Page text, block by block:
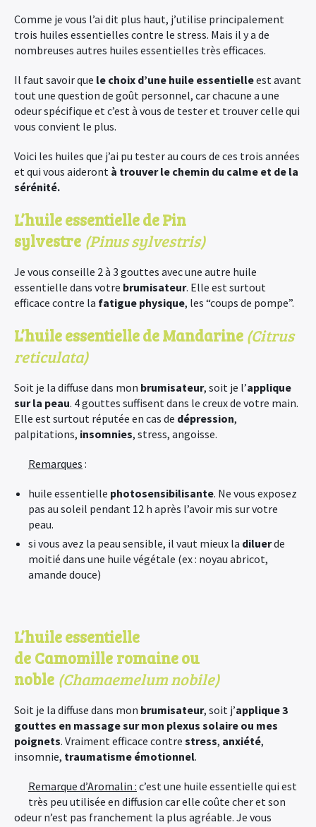
Comme je vous l’ai dit plus haut, j’utilise principalement
trois huiles essentielles contre le stress. Mais il y a de
nombreuses autres huiles essentielles très efficaces.
Il faut savoir que le choix d’une huile essentielleest avant
tout une question de goût personnel, car chacune a une
odeur spécifique et c’est à vous de tester et trouver celle qui
vous convient le plus.
Voici les huiles que j’ai pu tester au cours de ces trois années
et qui vous aideront à trouver le chemin du calme et de la
sérénité.
L’huile essentielle de Pin
sylvestre (Pinus sylvestris)
Je vous conseille 2 à 3 gouttes avec une autre huile
essentielle dans votre brumisateur. Elle est surtout
efficace contre la fatigue physique, les “coups de pompe”.
L’huile essentielle de Mandarine (Citrus
reticulata)
Soit je la diffuse dans mon brumisateur, soit je l’applique
sur la peau. 4 gouttes suffisent dans le creux de votre main.
Elle est surtout réputée en cas de dépression,
palpitations, insomnies, stress, angoisse.
Remarques :
huile essentielle photosensibilisante. Ne vous exposez
pas au soleil pendant 12 h après l’avoir mis sur votre
peau.
si vous avez la peau sensible, il vaut mieux la diluerde
moitié dans une huile végétale (ex : noyau abricot,
amande douce)
L’huile essentielle
de Camomille romaine ou
noble (Chamaemelum nobile)
Soit je la diffuse dans mon brumisateur, soit j’applique 3
gouttes en massage sur mon plexus solaire ou mes
poignets. Vraiment efficace contre stress, anxiété,
insomnie, traumatisme émotionnel.
Remarque d’Aromalin : c’est une huile essentielle qui est
très peu utilisée en diffusion car elle coûte cher et son
odeur n’est pas franchement la plus agréable. Je vous